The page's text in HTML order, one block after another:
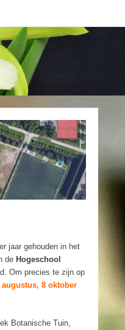
jaar gehouden in het
de Hogeschool
Om precies te zijn op
8 oktober
Botanische Tuin,